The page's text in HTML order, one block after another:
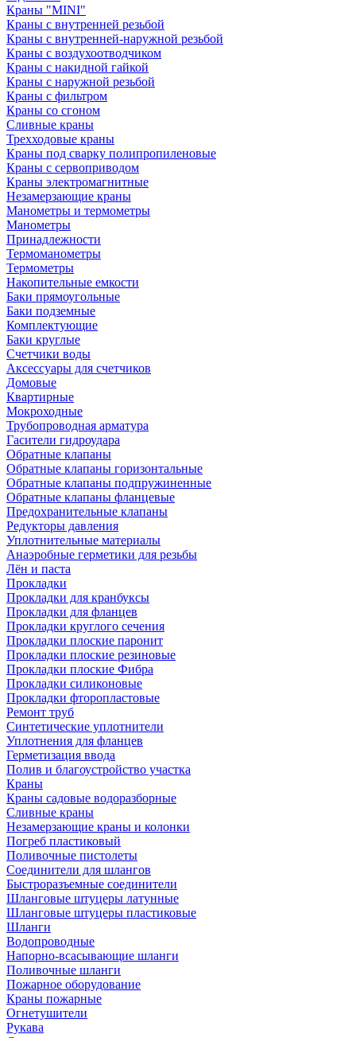
Краны "MINI"
Краны с внутренней резьбой
Краны с внутренней-наружной резьбой
Краны с воздухоотводчиком
Краны с накидной гайкой
Краны с наружной резьбой
Краны с фильтром
Краны со сгоном
Сливные краны
Трехходовые краны
Краны под сварку полипропиленовые
Краны с сервоприводом
Краны электромагнитные
Незамерзающие краны
Манометры и термометры
Манометры
Принадлежности
Термоманометры
Термометры
Накопительные емкости
Баки прямоугольные
Баки подземные
Комплектующие
Баки круглые
Счетчики воды
Аксессуары для счетчиков
Домовые
Квартирные
Мокроходные
Трубопроводная арматура
Гасители гидроудара
Обратные клапаны
Обратные клапаны горизонтальные
Обратные клапаны подпружиненные
Обратные клапаны фланцевые
Предохранительные клапаны
Редукторы давления
Уплотнительные материалы
Анаэробные герметики для резьбы
Лён и паста
Прокладки
Прокладки для кранбуксы
Прокладки для фланцев
Прокладки круглого сечения
Прокладки плоские паронит
Прокладки плоские резиновые
Прокладки плоские Фибра
Прокладки силиконовые
Прокладки фторопластовые
Ремонт труб
Синтетические уплотнители
Уплотнения для фланцев
Герметизация ввода
Полив и благоустройство участка
Краны
Краны садовые водоразборные
Сливные краны
Незамерзающие краны и колонки
Погреб пластиковый
Поливочные пистолеты
Соединители для шлангов
Быстроразъемные соединители
Шланговые штуцеры латунные
Шланговые штуцеры пластиковые
Шланги
Водопроводные
Напорно-всасывающие шланги
Поливочные шланги
Пожарное оборудование
Краны пожарные
Огнетушители
Рукава